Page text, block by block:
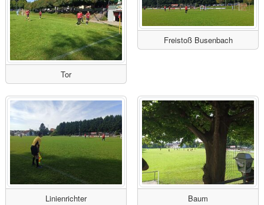
Tor
Freistoß Busenbach
Linienrichter Baum